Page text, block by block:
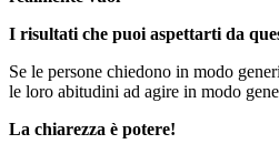
I risultati che puoi aspettarti da
Se le persone chiedono in modo
le loro abitudini ad agire in modo
La chiarezza è potere!